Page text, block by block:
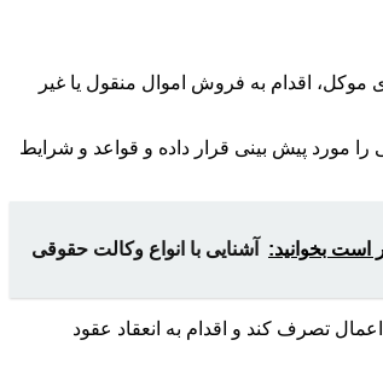
اقدام به فروش اموال منقول یا غیر
مورد پیش بینی قرار داده و قواعد و شرایط
است بخوانید: آشنایی با انواع وکالت حقوقی
تصرف کند و اقدام به انعقاد عقود